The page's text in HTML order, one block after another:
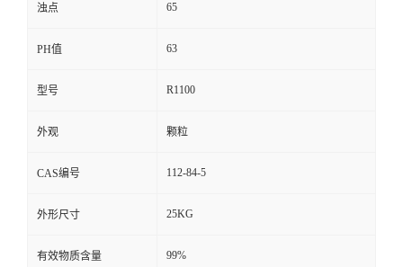
浊点 65
PH值 63
型号 R1100
外观 颗粒
CAS编号 112-84-5
外形尺寸 25KG
有效物质含量 99%